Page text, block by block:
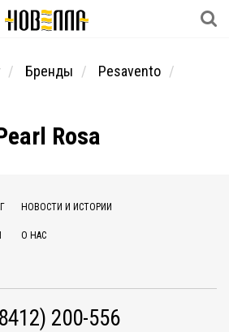
Бренды
Pesavento
Rosa
НОВОСТИ И ИСТОРИИ
О НАС
200-556